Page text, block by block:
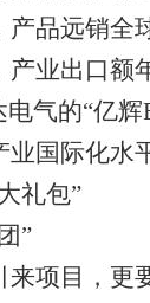
产品远销全
产业出口额
气的“亿辉
国际化水
礼包”
”
项目，更